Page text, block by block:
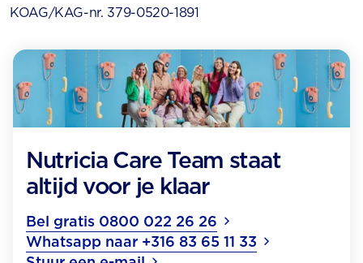
KOAG/KAG-nr. 379-0520-1891
Nutricia Care Team staat
altijd voor je klaar
Bel gratis 0800 022 26 26
Whatsapp naar +316 83 65 11 33